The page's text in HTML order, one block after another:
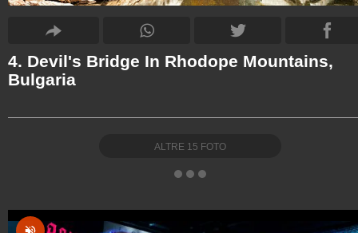
4. Devil's Bridge In Rhodope Mountains,
Bulgaria
ALTRE 15 FOTO